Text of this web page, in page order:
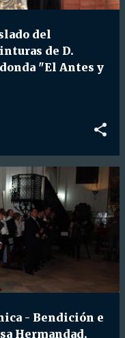
del
de D.
"El Antes y
- Bendición e
Hermandad.